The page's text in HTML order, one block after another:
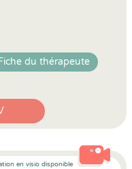
du thérapeute
en visio disponible